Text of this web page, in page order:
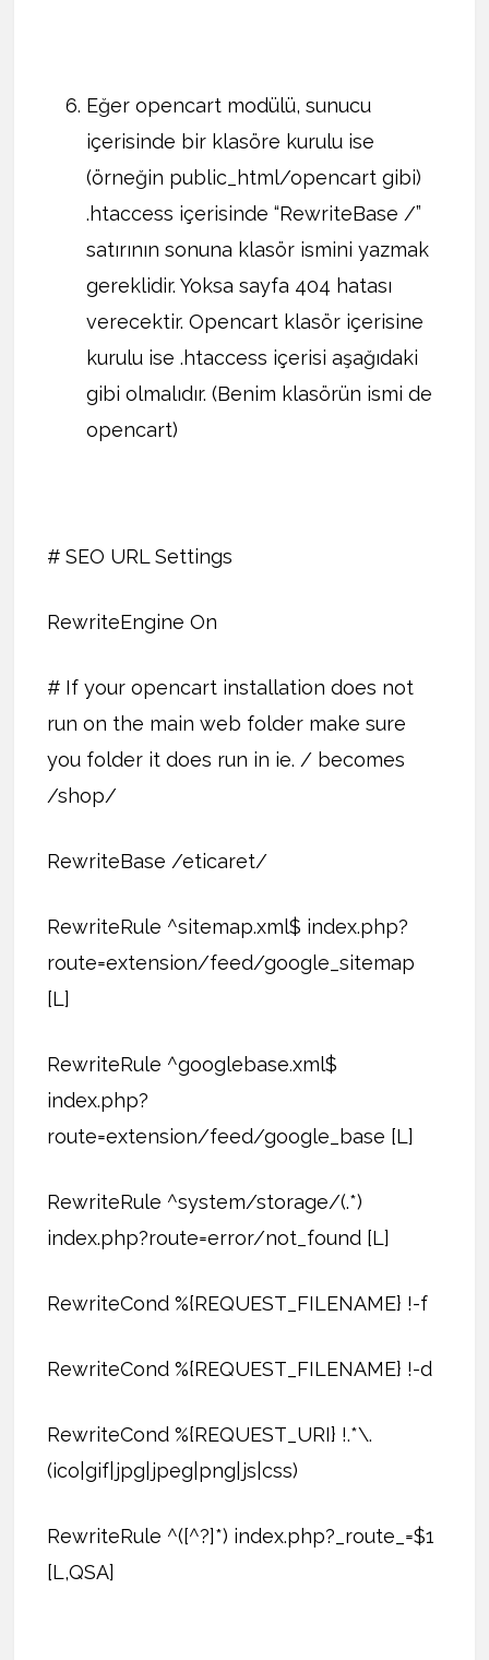
Eğer opencart modülü, sunucu
içerisinde bir klasöre kurulu ise
(örneğin public_html/opencart gibi)
.htaccess içerisinde “RewriteBase /”
satırının sonuna klasör ismini yazmak
gereklidir. Yoksa sayfa 404 hatası
verecektir. Opencart klasör içerisine
kurulu ise .htaccess içerisi aşağıdaki
gibi olmalıdır. (Benim klasörün ismi de
opencart)
# SEO URL Settings
RewriteEngine On
# If your opencart installation does not
run on the main web folder make sure
you folder it does run in ie. / becomes
/shop/
RewriteBase /eticaret/
RewriteRule ^sitemap.xml$ index.php?
route=extension/feed/google_sitemap
[L]
RewriteRule ^googlebase.xml$
index.php?
route=extension/feed/google_base [L]
RewriteRule ^system/storage/(.*)
index.php?route=error/not_found [L]
RewriteCond %{REQUEST_FILENAME} !-f
RewriteCond %{REQUEST_FILENAME} !-d
RewriteCond %{REQUEST_URI} !.*\.
(ico|gif|jpg|jpeg|png|js|css)
RewriteRule ^([^?]*) index.php?_route_=$1
[L,QSA]